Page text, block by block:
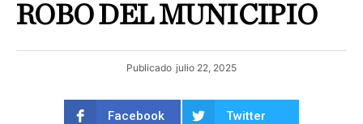
ROBO DEL MUNICIPIO
Publicado julio 22, 2025
Facebook Twitter